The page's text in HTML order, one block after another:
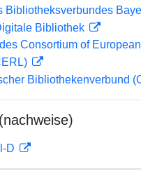
Bibliotheksverbundes
Bibliothek
Consortium of
Bibliothekenverbund
D